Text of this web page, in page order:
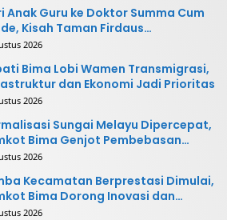
Anak Guru ke Doktor Summa Cum
Kisah Taman Firdaus
2026
Bima Lobi Wamen Transmigrasi,
dan Ekonomi Jadi Prioritas
2026
Sungai Melayu Dipercepat,
Bima Genjot Pembebasan
2026
Kecamatan Berprestasi Dimulai,
Bima Dorong Inovasi dan
Cepat
2026